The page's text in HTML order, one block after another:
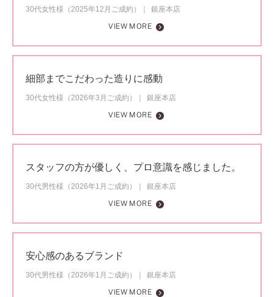
30代女性様（2025年12月ご成約）
銀座本店
VIEW MORE
細部までこだわった造りに感動
30代女性様（2026年3月ご成約）
銀座本店
VIEW MORE
スタッフの方が優しく、プロ意識を感じました。
30代男性様（2026年1月ご成約）
銀座本店
VIEW MORE
安心感のあるブランド
30代男性様（2026年1月ご成約）
銀座本店
VIEW MORE